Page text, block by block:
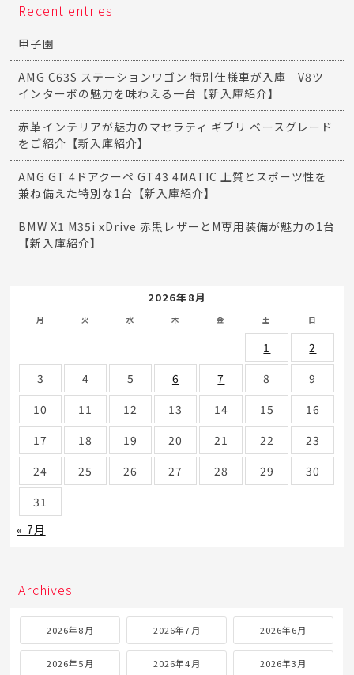
Recent entries
甲子園
AMG C63S ステーションワゴン 特別仕様車が入庫｜V8ツ
インターボの魅力を味わえる一台【新入庫紹介】
赤革インテリアが魅力のマセラティ ギブリ ベースグレード
をご紹介【新入庫紹介】
AMG GT 4ドアクーペ GT43 4MATIC 上質とスポーツ性を
兼ね備えた特別な1台【新入庫紹介】
BMW X1 M35i xDrive 赤黒レザーとM専用装備が魅力の1台
【新入庫紹介】
2026年8月
月 火 水 木 金 土 日
1
2
3
4 5 6 7 8
9
10
11 12 13 14 15
16
17
18 19 20 21 22
23
24
25 26 27 28 29
30
31
« 7月
Archives
2026年8月 2026年7月 2026年6月
2026年5月 2026年4月 2026年3月